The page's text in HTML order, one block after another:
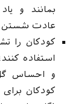
بمانند و
عادت شستن
کودکان را
استفاده
و احساس
کودکان